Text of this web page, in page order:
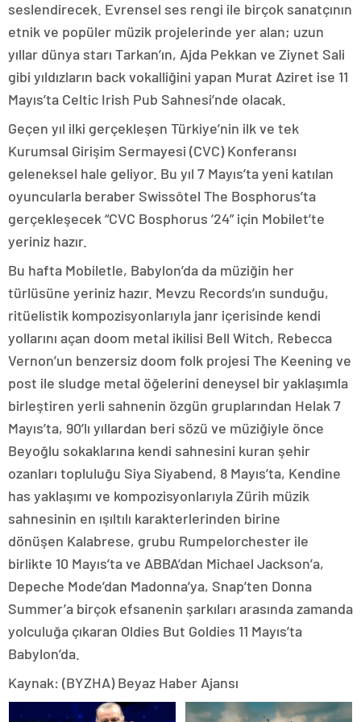
seslendirecek. Evrensel ses rengi ile birçok sanatçının
etnik ve popüler müzik projelerinde yer alan; uzun
yıllar dünya starı Tarkan’ın, Ajda Pekkan ve Ziynet Sali
gibi yıldızların back vokalliğini yapan Murat Aziret ise 11
Mayıs’ta Celtic Irish Pub Sahnesi’nde olacak.
Geçen yıl ilki gerçekleşen Türkiye’nin ilk ve tek
Kurumsal Girişim Sermayesi (CVC) Konferansı
geleneksel hale geliyor. Bu yıl 7 Mayıs’ta yeni katılan
oyuncularla beraber Swissôtel The Bosphorus’ta
gerçekleşecek “CVC Bosphorus ’24” için Mobilet’te
yeriniz hazır.
Bu hafta Mobiletle, Babylon’da da müziğin her
türlüsüne yeriniz hazır. Mevzu Records’ın sunduğu,
ritüelistik kompozisyonlarıyla janr içerisinde kendi
yollarını açan doom metal ikilisi Bell Witch, Rebecca
Vernon’un benzersiz doom folk projesi The Keening ve
post ile sludge metal öğelerini deneysel bir yaklaşımla
birleştiren yerli sahnenin özgün gruplarından Helak 7
Mayıs’ta, 90’lı yıllardan beri sözü ve müziğiyle önce
Beyoğlu sokaklarına kendi sahnesini kuran şehir
ozanları topluluğu Siya Siyabend, 8 Mayıs’ta, Kendine
has yaklaşımı ve kompozisyonlarıyla Zürih müzik
sahnesinin en ışıltılı karakterlerinden birine
dönüşen Kalabrese, grubu Rumpelorchester ile
birlikte 10 Mayıs’ta ve ABBA’dan Michael Jackson’a,
Depeche Mode’dan Madonna’ya, Snap’ten Donna
Summer’a birçok efsanenin şarkıları arasında zamanda
yolculuğa çıkaran Oldies But Goldies 11 Mayıs’ta
Babylon’da.
Kaynak: (BYZHA) Beyaz Haber Ajansı